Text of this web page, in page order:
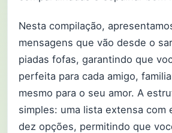
Nesta compilação,
mensagens que vão desde o
piadas fofas, garantindo que
perfeita para cada amigo,
mesmo para o seu amor. A
simples: uma lista extensa com
dez opções, permitindo que